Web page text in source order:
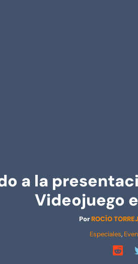
a la
Videojuego
PorROCÍO
Especiales,